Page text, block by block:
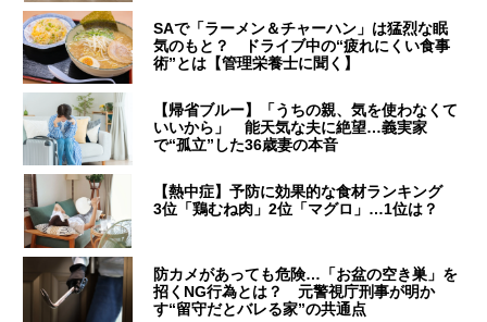
SAで「ラーメン＆チャーハン」は猛烈な眠
気のもと？ ドライブ中の“疲れにくい食事
術”とは【管理栄養士に聞く】
【帰省ブルー】「うちの親、気を使わなくて
いいから」 能天気な夫に絶望…義実家
で“孤立”した36歳妻の本音
【熱中症】予防に効果的な食材ランキング
3位「鶏むね肉」2位「マグロ」…1位は？
防カメがあっても危険…「お盆の空き巣」を
招くNG行為とは？ 元警視庁刑事が明か
す“留守だとバレる家”の共通点